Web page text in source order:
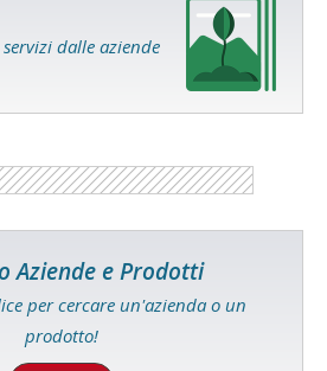
dalle aziende
Aziende e Prodotti
per cercare un'azienda o un
prodotto!